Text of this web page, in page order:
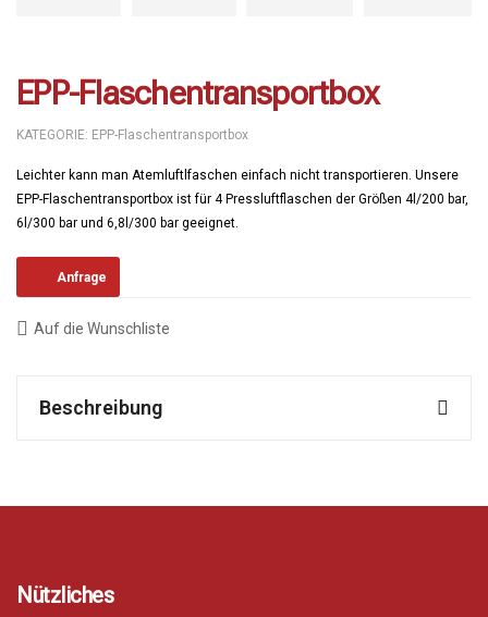
EPP-Flaschentransportbox
KATEGORIE: EPP-Flaschentransportbox
Leichter kann man Atemluftlfaschen einfach nicht transportieren. Unsere
EPP-Flaschentransportbox ist für 4 Pressluftflaschen der Größen 4l/200 bar,
6l/300 bar und 6,8l/300 bar geeignet.
Anfrage
Auf die Wunschliste
Beschreibung
Nützliches